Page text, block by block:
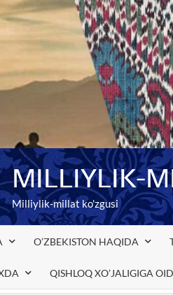
MILLIYLIK-
Milliylik-millat ko'zgusi
O’ZBEKISTON HAQIDA
QISHLOQ XO’JALIGIGA